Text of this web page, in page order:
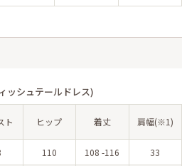
ッシュテールドレス)
ト ヒップ 着丈 肩幅(※1)
110 108 -116 33